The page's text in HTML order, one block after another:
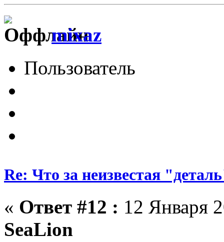
mixaz
Пользователь
Re: Что за неизвестая
« Ответ #12 : 12 Января
SeaLion